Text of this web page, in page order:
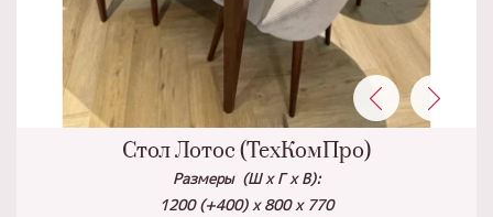
Стол Лотос (ТехКомПро)
Размеры (Ш х Г х В):
1200 (+400) х 800 х 770